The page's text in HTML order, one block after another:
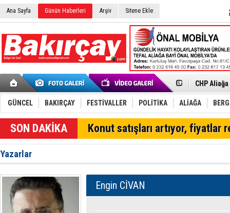
Ana Sayfa Günün Haberleri Arşiv Sitene Ekle
CHP
Çağrısı
Onat
Menemen
Aliağa'da
Furkan
Chp
Trafiği
Alto,
GÜNCEL BAKIRÇAY FESTİVALLER POLİTİKA ALİAĞA
SON DAKİKA Konut satışları artıyor, fiyatlar
Yazarlar
Engin CİVAN